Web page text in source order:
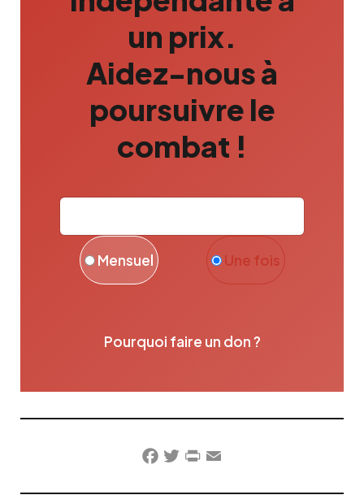
un prix.
Aidez-nous à
poursuivre le
combat !
Une fois
Mensuel
Pourquoi faire un don ?
Facebook
TwitterPrintFriendly
Email